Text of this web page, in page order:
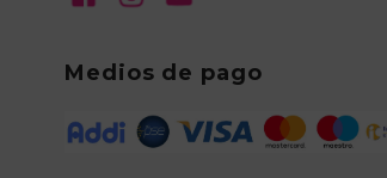
Medios de pago